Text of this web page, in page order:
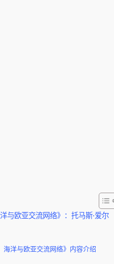
与欧亚交流网络》：托马斯·爱尔
海洋与欧亚交流网络》内容介绍